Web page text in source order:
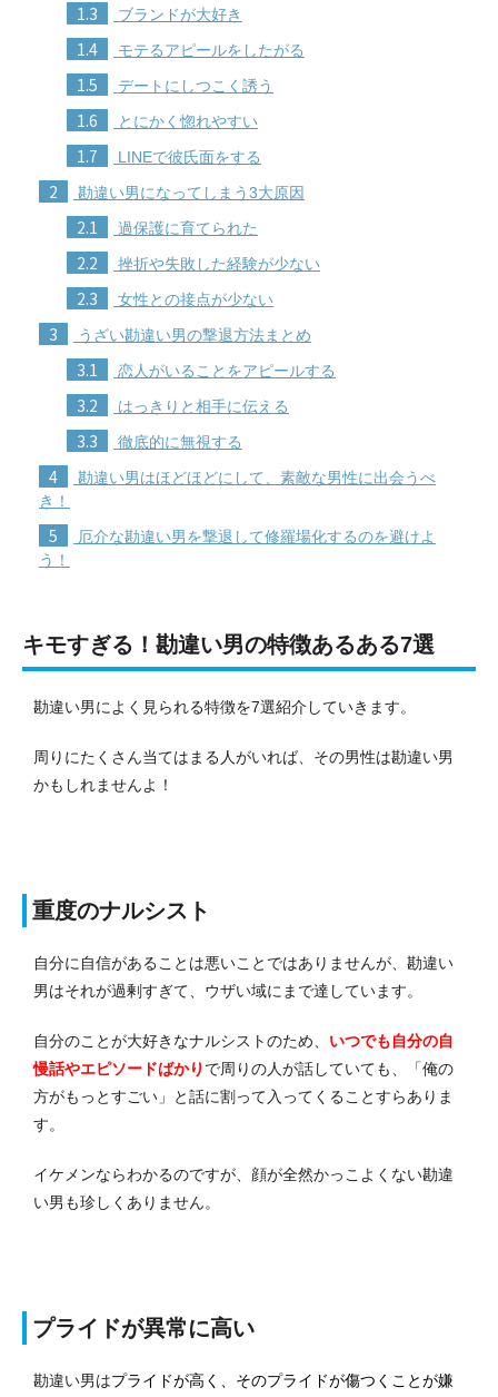
1.3 ブランドが大好き
1.4 モテるアピールをしたがる
1.5 デートにしつこく誘う
1.6 とにかく惚れやすい
1.7 LINEで彼氏面をする
2 勘違い男になってしまう3大原因
2.1 過保護に育てられた
2.2 挫折や失敗した経験が少ない
2.3 女性との接点が少ない
3 うざい勘違い男の撃退方法まとめ
3.1 恋人がいることをアピールする
3.2 はっきりと相手に伝える
3.3 徹底的に無視する
4
勘違い男はほどほどにして、素敵な男性に出会うべ
き！
5
厄介な勘違い男を撃退して修羅場化するのを避けよ
う！
キモすぎる！勘違い男の特徴あるある7選
勘違い男によく見られる特徴を7選紹介していきます。
周りにたくさん当てはまる人がいれば、その男性は勘違い男
かもしれませんよ！
重度のナルシスト
自分に自信があることは悪いことではありませんが、勘違い
男はそれが過剰すぎて、ウザい域にまで達しています。
自分のことが大好きなナルシストのため、 いつでも自分の自
慢話やエピソードばかり で周りの人が話していても、「俺の
方がもっとすごい」と話に割って入ってくることすらありま
す。
イケメンならわかるのですが、顔が全然かっこよくない勘違
い男も珍しくありません。
プライドが異常に高い
勘違い男はプライドが高く、そのプライドが傷つくことが嫌